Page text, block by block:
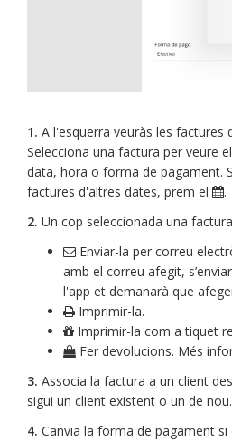
1. A l'esquerra veuràs les factures
Selecciona una factura per veure
data, hora o forma de pagament.
factures d'altres dates, prem el
.
2. Un cop seleccionada una
Enviar-la per correu
amb el correu afegit,
l'app et demanarà que
Imprimir-la.
Imprimir-la com a tiquet
Fer devolucions. Més
3. Associa la factura a un client
sigui un client existent o un de nou.
4. Canvia la forma de pagament